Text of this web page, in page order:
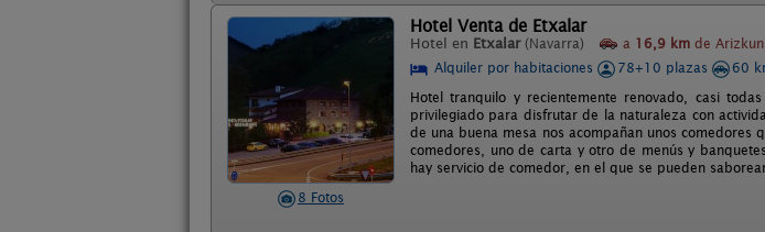
8 Fotos
Hotel Venta de Etxalar
Hotel en Etxalar (Navarra) a 16,9 km de
Alquiler por habitaciones
78+10 plazas
60
Hotel tranquilo y recientemente renovado, casi
privilegiado para disfrutar de la naturaleza con
de una buena mesa nos acompañan unos
comedores, uno de carta y otro de menús y
hay servicio de comedor, en el que se pueden